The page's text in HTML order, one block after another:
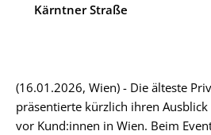
Kärntner Straße
(16.01.2026, Wien) - Die älteste
präsentierte kürzlich ihren Ausblick
vor Kund:innen in Wien. Beim